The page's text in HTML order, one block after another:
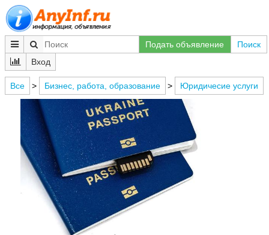
Подать объявление
Поиск
Вход
Все > Бизнес, работа, образование > Юридичесие услуги